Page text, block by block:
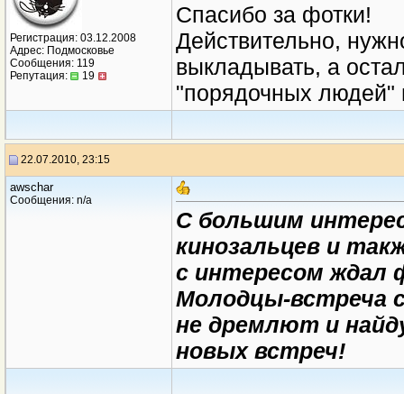
Регистрация: 03.12.2008
Адрес: Подмосковье
Сообщения: 119
Репутация:
19
Спасибо за фотки!
Действительно,
выкладывать, а
"порядочных людей"
22.07.2010, 23:15
awschar
Сообщения: n/a
С большим
кинозальцев и
с интересом
Молодцы-встреча
не дремлют и
новых встреч!